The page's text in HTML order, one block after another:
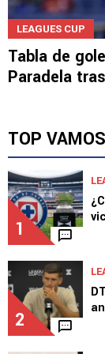
LEAGUES CUP
Tabla de
Paradela
TOP
1
2